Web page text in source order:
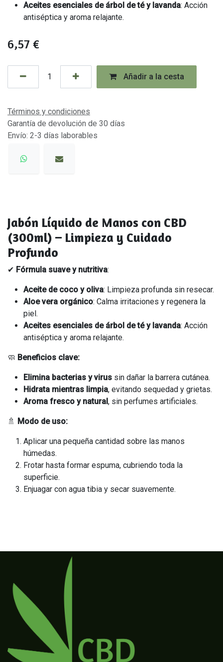
Aceites esenciales de árbol de té y lavanda: Acción
antiséptica y aroma relajante.
6,57 €
Añadir a la cesta
Términos y condiciones
Garantía de devolución de 30 días
Envío: 2-3 días laborables
Jabón Líquido de Manos con CBD
(300ml) – Limpieza y Cuidado
Profundo
✔ Fórmula suave y nutritiva:
Aceite de coco y oliva: Limpieza profunda sin resecar.
Aloe vera orgánico: Calma irritaciones y regenera la
piel.
Aceites esenciales de árbol de té y lavanda: Acción
antiséptica y aroma relajante.
🧼 Beneficios clave:
Elimina bacterias y virus sin dañar la barrera cutánea.
Hidrata mientras limpia, evitando sequedad y grietas.
Aroma fresco y natural, sin perfumes artificiales.
🚿 Modo de uso:
Aplicar una pequeña cantidad sobre las manos
húmedas.
Frotar hasta formar espuma, cubriendo toda la
superficie.
Enjuagar con agua tibia y secar suavemente.